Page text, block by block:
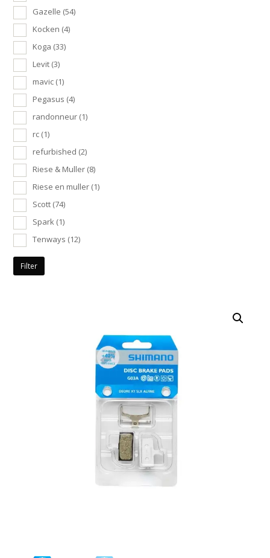
Gazelle (54)
Kocken (4)
Koga (33)
Levit (3)
mavic (1)
Pegasus (4)
randonneur (1)
rc (1)
refurbished (2)
Riese & Muller (8)
Riese en muller (1)
Scott (74)
Spark (1)
Tenways (12)
Filter